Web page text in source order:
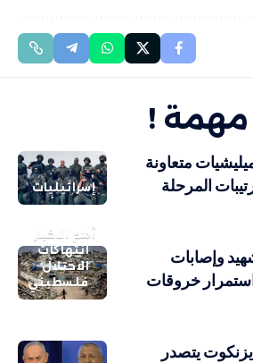
مهمة !
إسرائيليات
متعاونة
المرحلة
أهم الاخبار
انتهاكات
الاحتلال
فلسطيني
وإصابات
خروقات
يتصدر